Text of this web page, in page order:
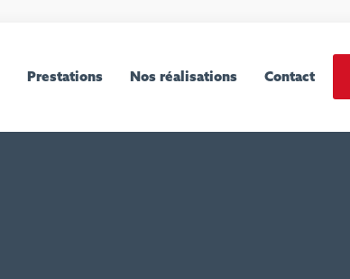
Prestations Nos réalisations Contact